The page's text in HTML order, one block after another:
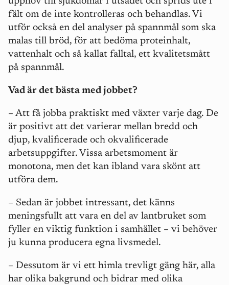
fält om de inte kontrolleras och behandlas. Vi
utför också en del analyser på spannmål som ska
malas till bröd, för att bedöma proteinhalt,
vattenhalt och så kallat falltal, ett kvalitetsmått
på spannmål.
Vad är det bästa med jobbet?
– Att få jobba praktiskt med växter varje dag. De
är positivt att det varierar mellan bredd och
djup, kvalificerade och okvalificerade
arbetsuppgifter. Vissa arbetsmoment är
monotona, men det kan ibland vara skönt att
utföra dem.
– Sedan är jobbet intressant, det känns
meningsfullt att vara en del av lantbruket som
fyller en viktig funktion i samhället – vi behöver
ju kunna producera egna livsmedel.
– Dessutom är vi ett himla trevligt gäng här, alla
har olika bakgrund och bidrar med olika